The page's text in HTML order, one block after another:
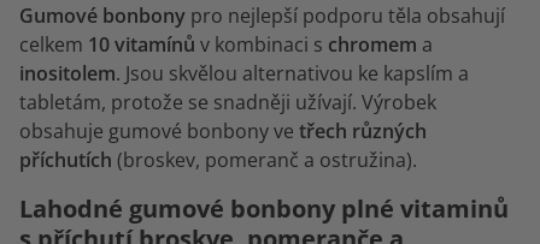
Gumové bonbony pro nejlepší podporu těla obsahují
celkem 10 vitamínů v kombinaci s chromem a
inositolem. Jsou skvělou alternativou ke kapslím a
tabletám, protože se snadněji užívají. Výrobek
obsahuje gumové bonbony ve třech různých
příchutích (broskev, pomeranč a ostružina).
Lahodné gumové bonbony plné vitaminů